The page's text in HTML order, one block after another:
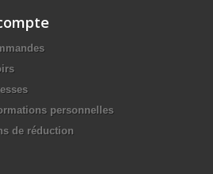
personnelles
de réduction